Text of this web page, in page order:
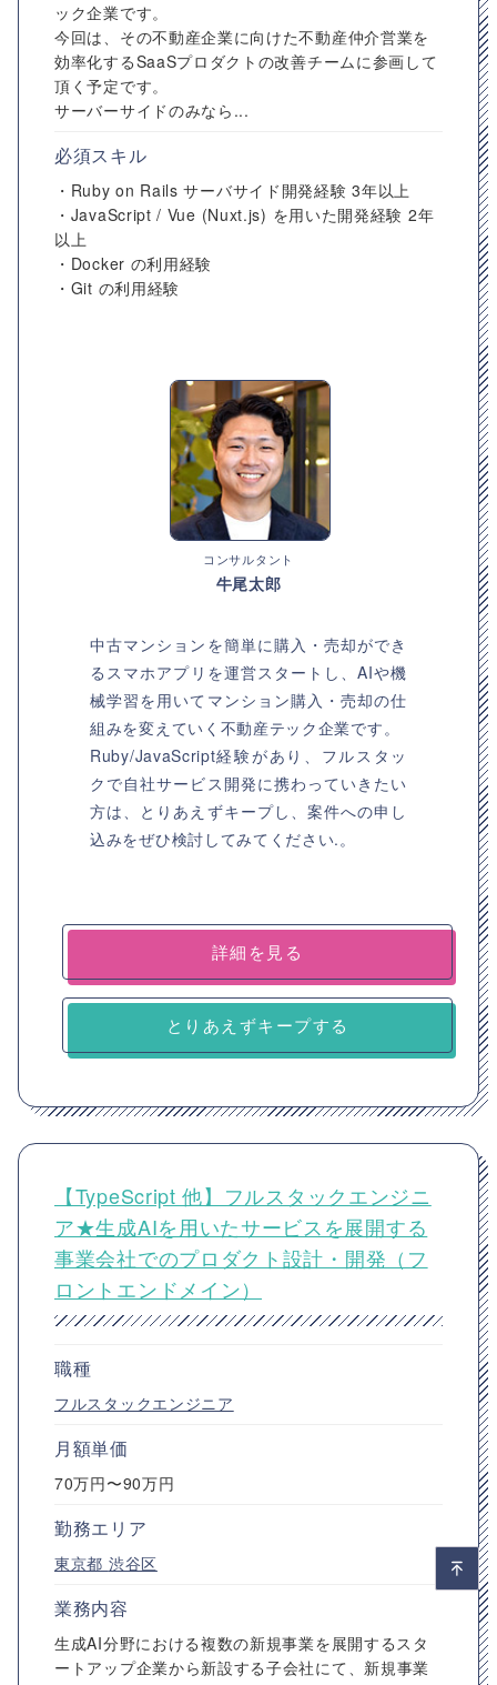
ック企業です。
今回は、その不動産企業に向けた不動産仲介営業を
効率化するSaaSプロダクトの改善チームに参画して
頂く予定です。
サーバーサイドのみなら...
必須スキル
・Ruby on Rails サーバサイド開発経験 3年以上
・JavaScript / Vue (Nuxt.js) を用いた開発経験 2年
以上
・Docker の利⽤経験
・Git の利⽤経験
コンサルタント
牛尾太郎
中古マンションを簡単に購入・売却ができ
るスマホアプリを運営スタートし、AIや機
械学習を用いてマンション購入・売却の仕
組みを変えていく不動産テック企業です。
Ruby/JavaScript経験があり、フルスタッ
クで自社サービス開発に携わっていきたい
方は、とりあえずキープし、案件への申し
込みをぜひ検討してみてください.。
詳細を見る
とりあえずキープする
【TypeScript 他】フルスタックエンジニ
ア★生成AIを用いたサービスを展開する
事業会社でのプロダクト設計・開発（フ
ロントエンドメイン）
職種
フルスタックエンジニア
月額単価
70万円〜90万円
勤務エリア
東京都 渋谷区
業務内容
生成AI分野における複数の新規事業を展開するスタ
ートアップ企業から新設する子会社にて、新規事業